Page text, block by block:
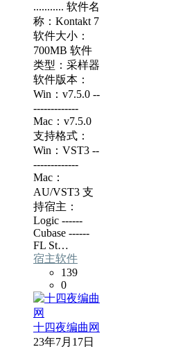
........... 软件名
称：Kontakt 7
软件大小：
700MB 软件
类型：采样器
软件版本：
Win：v7.5.0 --
-------------
Mac：v7.5.0
支持格式：
Win：VST3 --
-------------
Mac：
AU/VST3 支
持宿主：
Logic ------
Cubase ------
FL St…
宿主软件
139
0
十四夜编曲网
23年7月17日